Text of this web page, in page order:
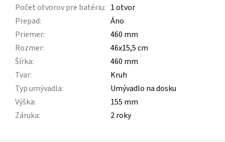
Počet otvorov pre batériu: 1 otvor
Prepad:
Áno
Priemer:
460 mm
Rozmer:
46x15,5 cm
Šírka:
460 mm
Tvar:
Kruh
Typ umývadla:
Umývadlo na dosku
Výška:
155 mm
Záruka: 2 roky